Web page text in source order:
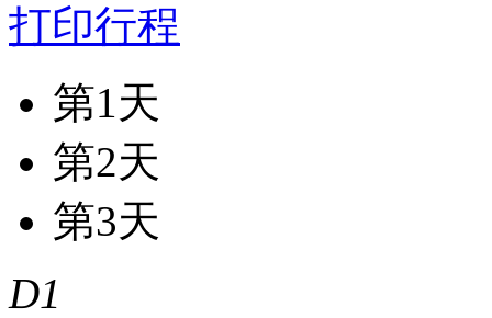
打印行程
第1天
第2天
第3天
D1